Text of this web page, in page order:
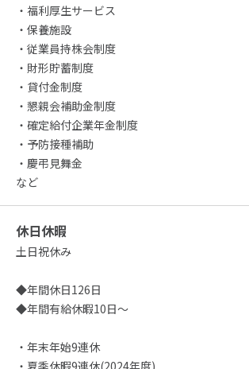
・福利厚生サービス
・保養施設
・従業員持株会制度
・財形貯蓄制度
・貸付金制度
・懇親会補助金制度
・確定給付企業年金制度
・予防接種補助
・慶弔見舞金
など
休日休暇
土日祝休み
◆年間休日126日
◆年間有給休暇10日～
・年末年始9連休
・夏季休暇9連休(2024年度)